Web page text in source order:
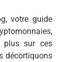
votre guide
plus sur ces
décortiquons